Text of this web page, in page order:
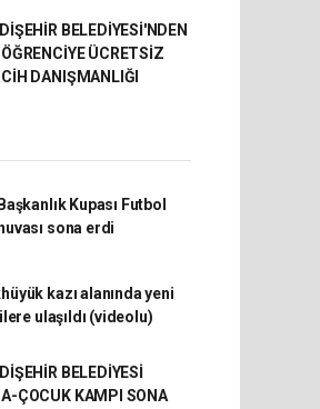
BELEDİYESİ'NDEN
ÜCRETSİZ
DANIŞMANLIĞI
Kupası Futbol
sona erdi
kazı alanında yeni
ulaşıldı (videolu)
BELEDİYESİ
ÇOCUK KAMPI SONA